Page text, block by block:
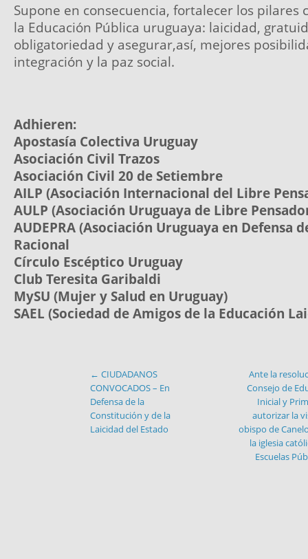
Supone en consecuencia, fortalecer los pilares
la Educación Pública uruguaya: laicidad,
obligatoriedad y asegurar,así, mejores
integración y la paz social.
Adhieren:
Apostasía Colectiva Uruguay
Asociación Civil Trazos
Asociación Civil 20 de Setiembre
AILP (Asociación Internacional del Libre
AULP (Asociación Uruguaya de Libre
AUDEPRA (Asociación Uruguaya en Defensa
Racional
Círculo Escéptico Uruguay
Club Teresita Garibaldi
MySU (Mujer y Salud en Uruguay)
SAEL (Sociedad de Amigos de la Educación
← CIUDADANOS
CONVOCADOS – En
Defensa de la
Constitución y de la
Laicidad del Estado
Ante la
Consejo de
Inicial y
autorizar la
obispo de
la iglesia
Escuelas